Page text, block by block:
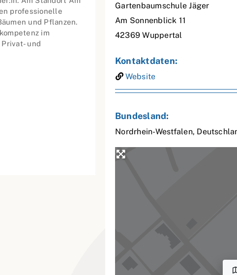
professionelle
und Pflanzen.
im
und
Gartenbaumschule Jäger
Am Sonnenblick 11
42369 Wuppertal
Kontaktdaten:
Website
Bundesland:
Nordrhein-Westfalen,